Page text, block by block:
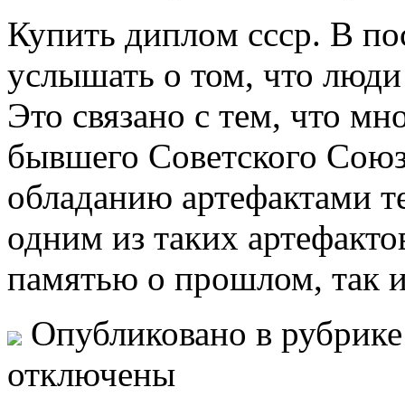
Купить диплoм ссср. В
услышать о том, что
Это связано с тем, что
бывшего Советского
обладанию артефактами
одним из таких
памятью о прошлом, так
Опубликовано в
отключены